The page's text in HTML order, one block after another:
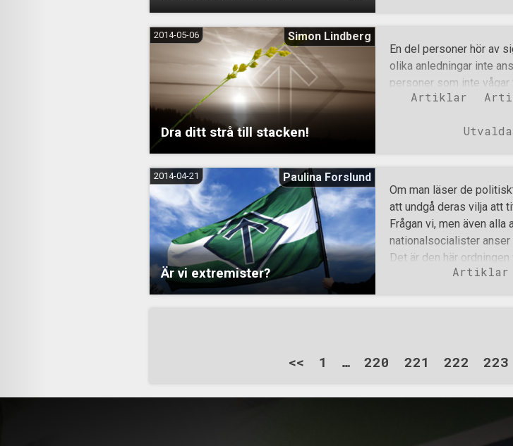
gren från förra året:
dra hem segern i de
upplaga av
brottning. Även
samtidigt. Till att börja
Dra ditt strå till stacken!
2014-05-06
Simon Lindberg
En del personer hör av
olika anledningar inte
personer som inte
män och kvinnor som
kanske de som är
ålder, fysiska
uppmuntra dig till är att
ett livsavgörande
kontakt med
organisationen, reda ut
Din ansökan leder
Artiklar
Är vi extremister?
2014-04-21
Paulina Forslund
Om man läser de
att undgå deras vilja att
Frågan vi, men även
nationalsocialister anser
Det är den här
presentera ett sundare
mindre om snabba
tenderar att på sikt
och framtid. Vi anser att
Artiklar
inlägg
<< 1 … 220 221 222 223